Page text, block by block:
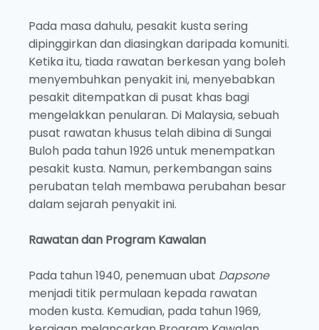
Pada masa dahulu, pesakit kusta sering
dipinggirkan dan diasingkan daripada komuniti.
Ketika itu, tiada rawatan berkesan yang boleh
menyembuhkan penyakit ini, menyebabkan
pesakit ditempatkan di pusat khas bagi
mengelakkan penularan. Di Malaysia, sebuah
pusat rawatan khusus telah dibina di Sungai
Buloh pada tahun 1926 untuk menempatkan
pesakit kusta. Namun, perkembangan sains
perubatan telah membawa perubahan besar
dalam sejarah penyakit ini.
Rawatan dan Program Kawalan
Pada tahun 1940, penemuan ubat Dapsone
menjadi titik permulaan kepada rawatan
moden kusta. Kemudian, pada tahun 1969,